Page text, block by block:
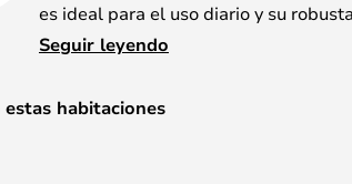
es ideal para el uso diario y su
plástico garantiza su durabilidad. Los
cualquier estancia. Ya sea en el
Seguir leyendo
habitaciones